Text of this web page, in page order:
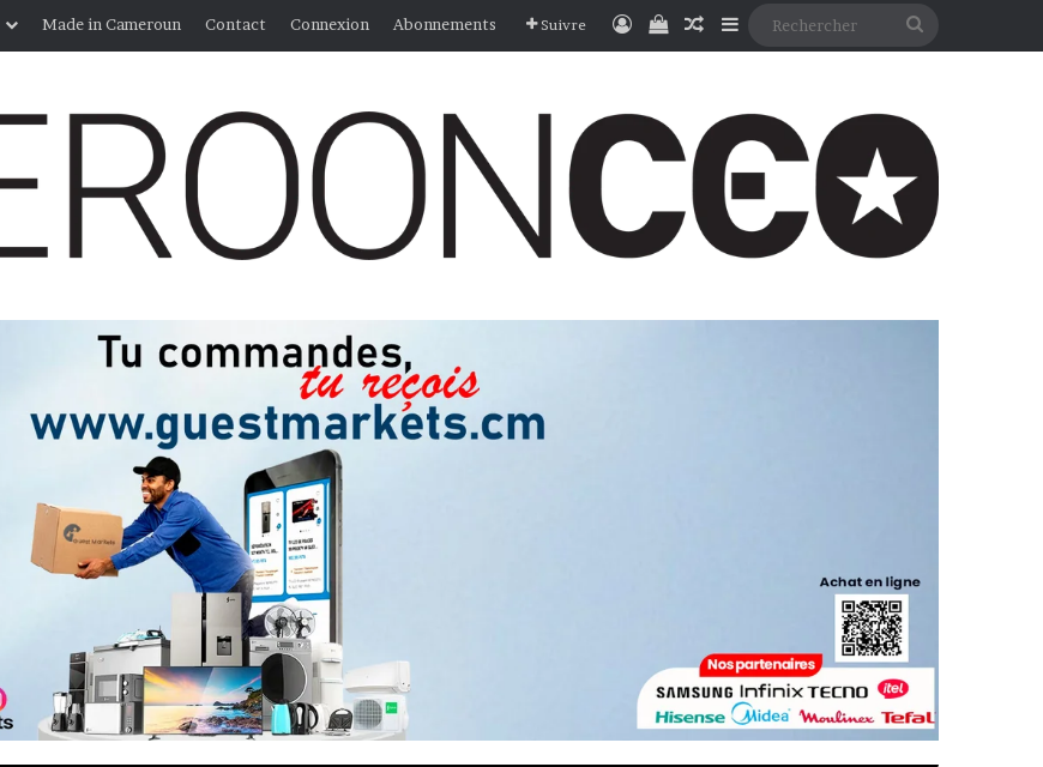
Made in Cameroun Contact Connexion Abonnements Suivre Connexion
Voir votre panier
Article Aléatoire
Sidebar (barre latérale)